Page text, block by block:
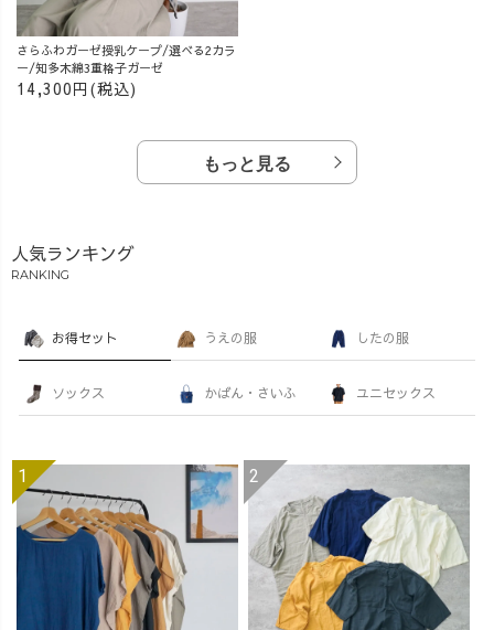
さらふわガーゼ授乳ケープ/選べる2カラ
ー/知多木綿3重格子ガーゼ
14,300円(税込)
もっと見る
人気ランキング
RANKING
お得セット うえの服 したの服
ソックス かばん・さいふ ユニセックス